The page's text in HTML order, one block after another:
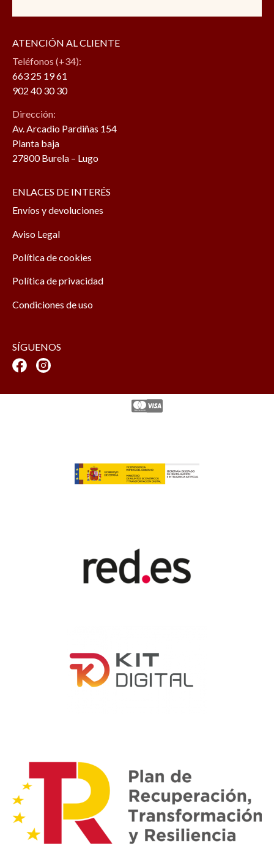
ATENCIÓN AL CLIENTE
Teléfonos (+34):
663 25 19 61
902 40 30 30
Dirección:
Av. Arcadio Pardiñas 154
Planta baja
27800 Burela – Lugo
ENLACES DE INTERÉS
Envíos y devoluciones
Aviso Legal
Política de cookies
Política de privacidad
Condiciones de uso
SÍGUENOS